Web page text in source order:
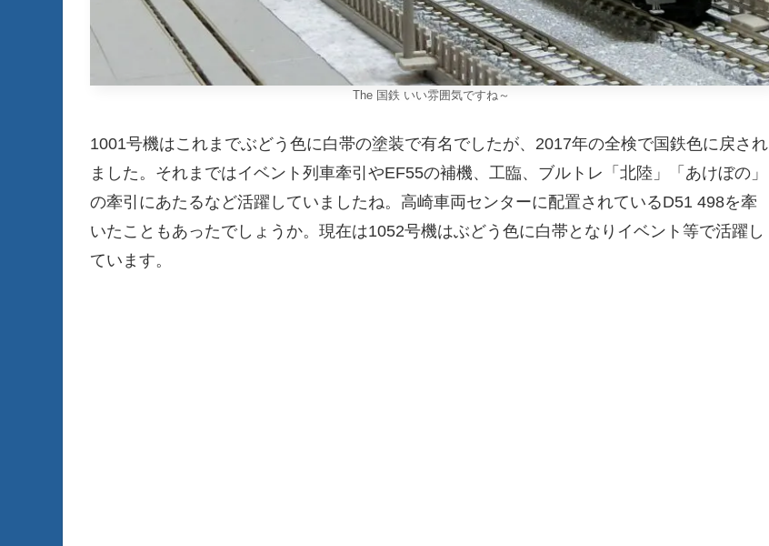
The 国鉄 いい雰囲気ですね～
1001号機はこれまでぶどう色に白帯の塗装で有名でしたが、2017年の全検で国鉄色に戻され
ました。それまではイベント列車牽引やEF55の補機、工臨、ブルトレ「北陸」「あけぼの」
の牽引にあたるなど活躍していましたね。高崎車両センターに配置されているD51 498を牽
いたこともあったでしょうか。現在は1052号機はぶどう色に白帯となりイベント等で活躍し
ています。